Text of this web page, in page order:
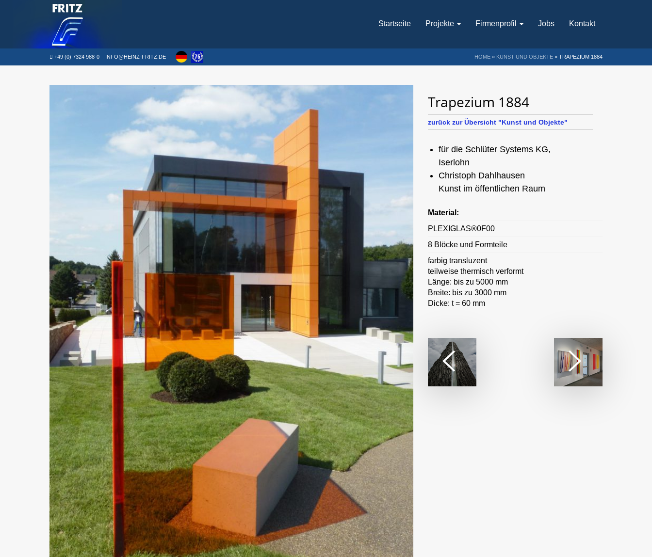
Startseite Projekte Firmenprofil Jobs Kontakt
+49 (0) 7324 988-0 INFO@HEINZ-FRITZ.DE HOME » KUNST UND OBJEKTE » TRAPEZIUM 1884
Trapezium 1884
zurück zur Übersicht "Kunst und Objekte"
für die Schlüter Systems KG,
Iserlohn
Christoph Dahlhausen
Kunst im öffentlichen Raum
Material:
PLEXIGLAS®0F00
8 Blöcke und Formteile
farbig transluzent
teilweise thermisch verformt
Länge: bis zu 5000 mm
Breite: bis zu 3000 mm
Dicke: t = 60 mm